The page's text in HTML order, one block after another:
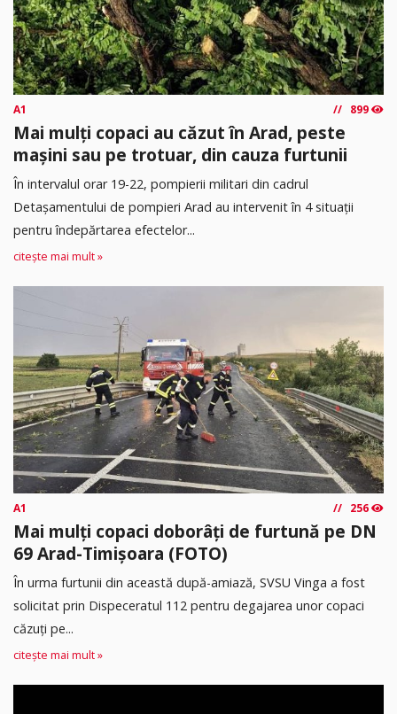
A1 899
Mai mulți copaci au căzut în Arad, peste
mașini sau pe trotuar, din cauza furtunii
În intervalul orar 19-22, pompierii militari din cadrul
Detașamentului de pompieri Arad au intervenit în 4 situații
pentru îndepărtarea efectelor...
citește mai mult »
A1 256
Mai mulți copaci doborâți de furtună pe DN
69 Arad-Timișoara (FOTO)
În urma furtunii din această după-amiază, SVSU Vinga a fost
solicitat prin Dispeceratul 112 pentru degajarea unor copaci
căzuți pe...
citește mai mult »